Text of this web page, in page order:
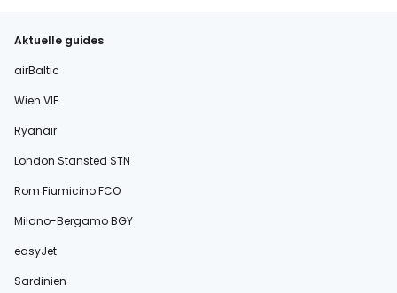
Aktuelle guides
airBaltic
Wien VIE
Ryanair
London Stansted STN
Rom Fiumicino FCO
Milano-Bergamo BGY
easyJet
Sardinien